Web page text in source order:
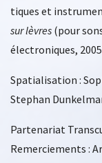
tiques et
sur lèvres (pour
électroniques,
Spatialisation :
Stephan
Partenariat
Remerciements :